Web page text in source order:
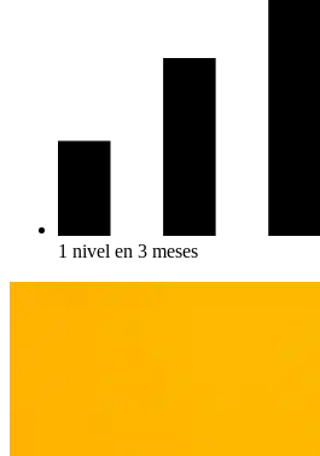
1 nivel en 3 meses